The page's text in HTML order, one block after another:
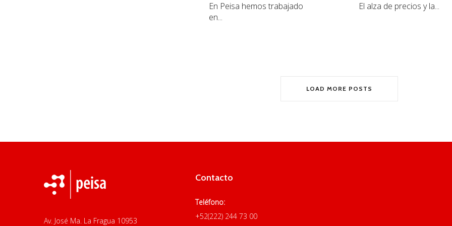
En Peisa hemos trabajado
en...
El alza de precios y la...
LOAD MORE POSTS
Av. José Ma. La Fragua 10953
Contacto
Teléfono:
+52(222) 244 73 00